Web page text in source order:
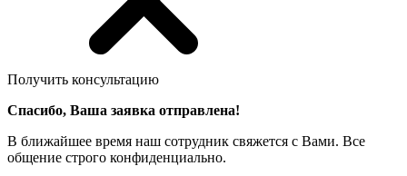
Получить консультацию
Спасибо, Ваша заявка отправлена!
В ближайшее время наш сотрудник свяжется с Вами. Все
общение строго конфиденциально.